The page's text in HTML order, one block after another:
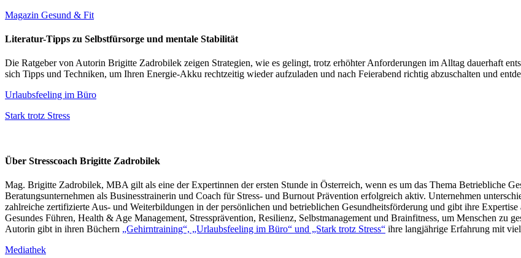
Magazin Gesund & Fit
Literatur-Tipps zu Selbstfürsorge und mentale Stabilität
Die Ratgeber von Autorin Brigitte Zadrobilek zeigen Strategien, wie es gelingt, trotz erhöhter Anforderungen im Alltag dauerhaft
sich Tipps und Techniken, um Ihren Energie-Akku rechtzeitig wieder aufzuladen und nach Feierabend richtig abzuschalten und
Urlaubsfeeling im Büro
Stark trotz Stress
Über Stresscoach Brigitte Zadrobilek
Mag. Brigitte Zadrobilek, MBA gilt als eine der Expertinnen der ersten Stunde in Österreich, wenn es um das Thema Betriebliche
Beratungsunternehmen als Businesstrainerin und Coach für Stress- und Burnout Prävention erfolgreich aktiv. Unternehmen
zahlreiche zertifizierte Aus- und Weiterbildungen in der persönlichen und betrieblichen Gesundheitsförderung und gibt ihre
Gesundes Führen, Health & Age Management, Stressprävention, Resilienz, Selbstmanagement und Brainfitness, um Menschen zu
Autorin gibt in ihren Büchern „Gehirntraining“, „Urlaubsfeeling im Büro“ und „Stark trotz Stress“ ihre langjährige Erfahrung mit
Mediathek